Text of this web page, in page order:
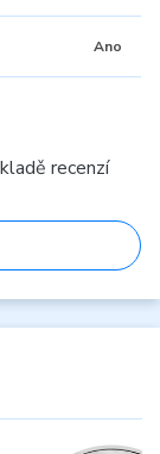
Ano
recenzí